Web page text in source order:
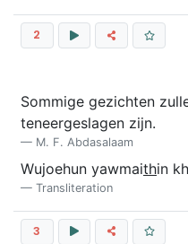
2
Sommige gezichten
teneergeslagen zijn.
M. F. Abdasalaam
Wujoehun yawmaithin kh
Transliteration
3